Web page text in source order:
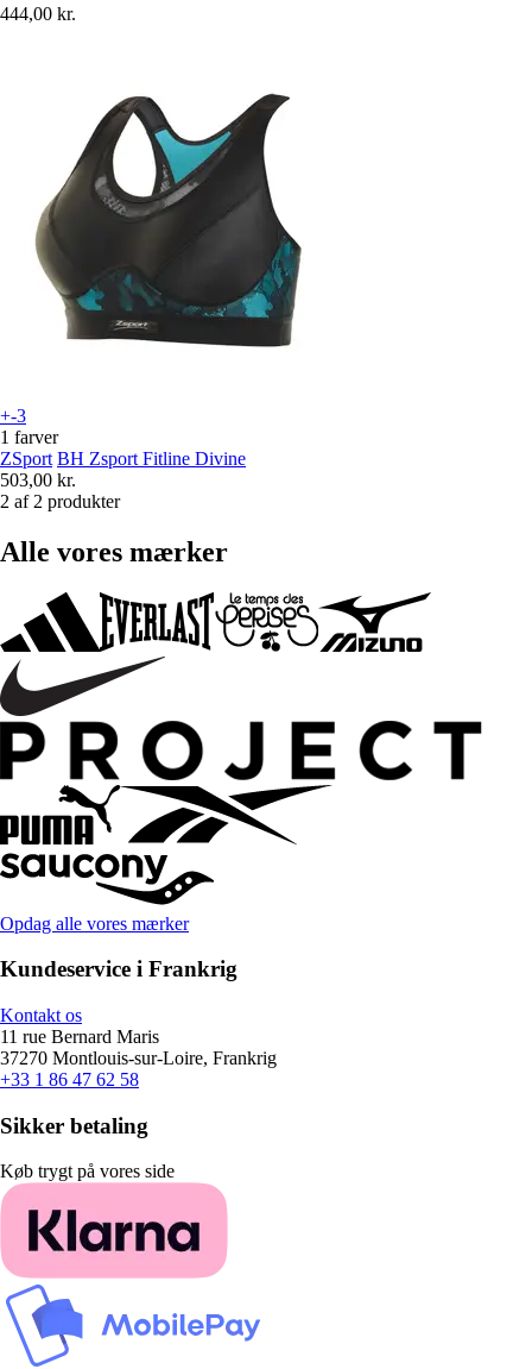
444,00 kr.
+-3
1 farver
ZSport BH Zsport Fitline Divine
503,00 kr.
2 af 2 produkter
Alle vores mærker
Opdag alle vores mærker
Kundeservice i Frankrig
Kontakt os
11 rue Bernard Maris
37270 Montlouis-sur-Loire, Frankrig
+33 1 86 47 62 58
Sikker betaling
Køb trygt på vores side